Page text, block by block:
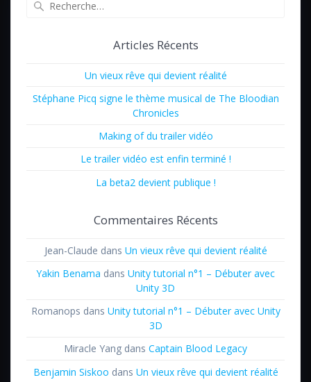
Articles Récents
Un vieux rêve qui devient réalité
Stéphane Picq signe le thème musical de The Bloodian
Chronicles
Making of du trailer vidéo
Le trailer vidéo est enfin terminé !
La beta2 devient publique !
Commentaires Récents
Jean-Claude dans Un vieux rêve qui devient réalité
Yakin Benama dans Unity tutorial n°1 – Débuter avec
Unity 3D
Romanops dans Unity tutorial n°1 – Débuter avec Unity
3D
Miracle Yang dans Captain Blood Legacy
Benjamin Siskoo dans Un vieux rêve qui devient réalité